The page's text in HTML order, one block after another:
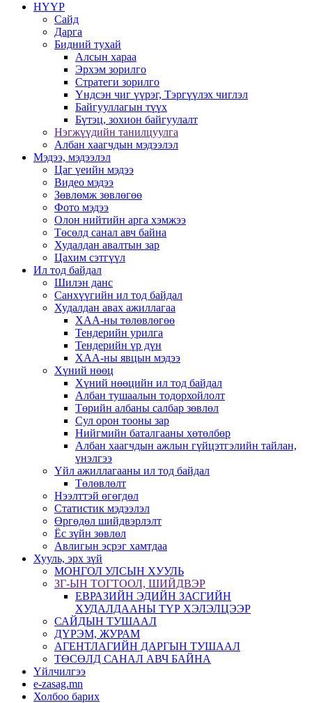
НҮҮР
Сайд
Дарга
Бидний тухай
Алсын хараа
Эрхэм зорилго
Стратеги зорилго
Үндсэн чиг үүрэг, Тэргүүлэх чиглэл
Байгууллагын түүх
Бүтэц, зохион байгуулалт
Нэгжүүдийн танилцуулга
Албан хаагчдын мэдээлэл
Мэдээ, мэдээлэл
Цаг үеийн мэдээ
Видео мэдээ
Зөвлөмж зөвлөгөө
Фото мэдээ
Олон нийтийн арга хэмжээ
Төсөлд санал авч байна
Худалдан авалтын зар
Цахим сэтгүүл
Ил тод байдал
Шилэн данс
Санхүүгийн ил тод байдал
Худалдан авах ажиллагаа
ХАА-ны төлөвлөгөө
Тендерийн урилга
Тендерийн үр дүн
ХАА-ны явцын мэдээ
Хүний нөөц
Хүний нөөцийн ил тод байдал
Албан тушаалын тодорхойлолт
Төрийн албаны салбар зөвлөл
Сул орон тооны зар
Нийгмийн баталгааны хөтөлбөр
Албан хаагчдын ажлын гүйцэтгэлийн тайлан,
үнэлгээ
Үйл ажиллагааны ил тод байдал
Төлөвлөлт
Нээлттэй өгөгдөл
Статистик мэдээлэл
Өргөдөл шийдвэрлэлт
Ёс зүйн зөвлөл
Авлигын эсрэг хамтдаа
Хууль, эрх зүй
МОНГОЛ УЛСЫН ХУУЛЬ
ЗГ-ЫН ТОГТООЛ, ШИЙДВЭР
ЕВРАЗИЙН ЭДИЙН ЗАСГИЙН
ХУДАЛДААНЫ ТҮР ХЭЛЭЛЦЭЭР
САЙДЫН ТУШААЛ
ДҮРЭМ, ЖУРАМ
АГЕНТЛАГИЙН ДАРГЫН ТУШААЛ
ТӨСӨЛД САНАЛ АВЧ БАЙНА
Үйлчилгээ
e-zasag.mn
Холбоо барих